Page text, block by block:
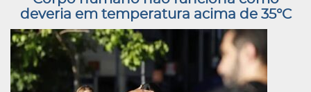
deveria em temperatura acima de 35°C